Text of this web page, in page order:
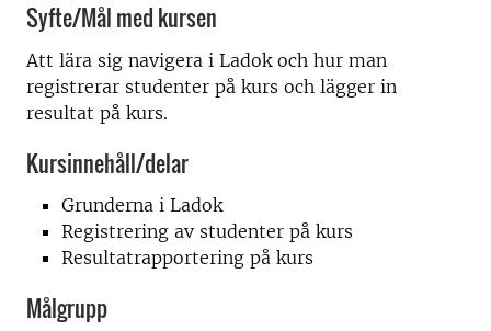
Syfte/Mål med kursen
Att lära sig navigera i Ladok och hur man
registrerar studenter på kurs och lägger in
resultat på kurs.
Kursinnehåll/delar
Grunderna i Ladok
Registrering av studenter på kurs
Resultatrapportering på kurs
Målgrupp